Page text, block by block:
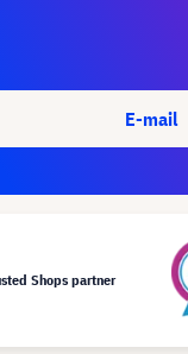
E-mail
Shops partner